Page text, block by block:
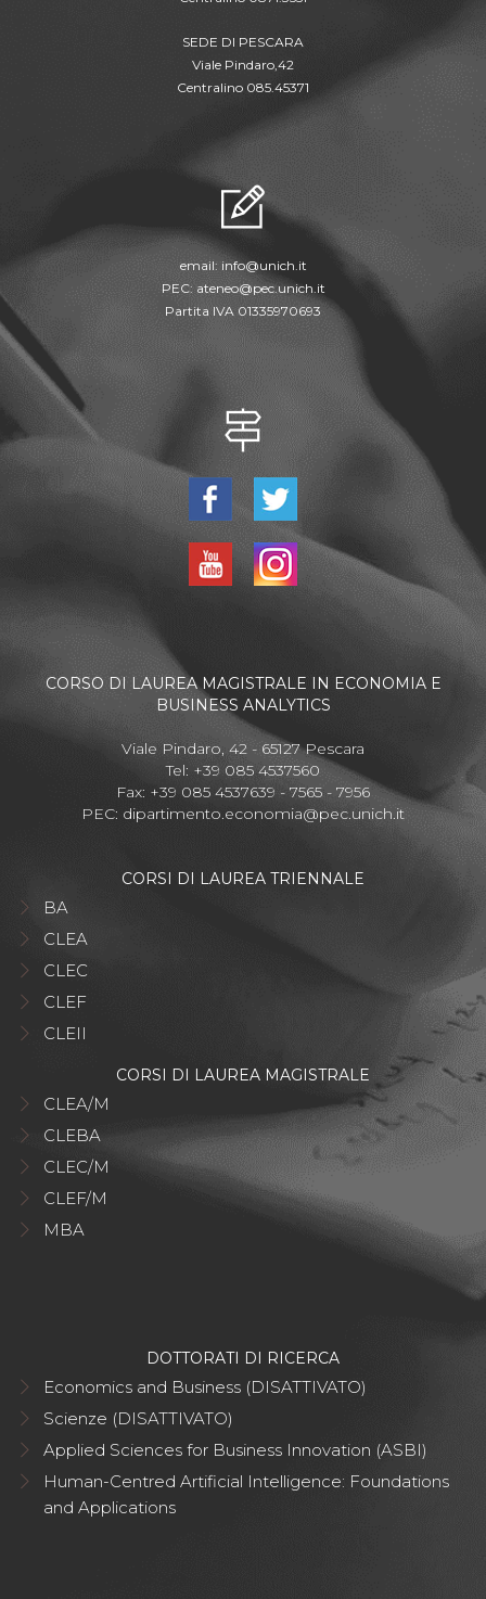
SEDE DI PESCARA
Viale Pindaro,42
Centralino 085.45371
email: info@unich.it
PEC: ateneo@pec.unich.it
Partita IVA 01335970693
CORSO DI LAUREA MAGISTRALE IN ECONOMIA E
BUSINESS ANALYTICS
Viale Pindaro, 42 - 65127 Pescara
Tel: +39 085 4537560
Fax: +39 085 4537639 - 7565 - 7956
PEC: dipartimento.economia@pec.unich.it
CORSI DI LAUREA TRIENNALE
BA
CLEA
CLEC
CLEF
CLEII
CORSI DI LAUREA MAGISTRALE
CLEA/M
CLEBA
CLEC/M
CLEF/M
MBA
DOTTORATI DI RICERCA
Economics and Business (DISATTIVATO)
Scienze (DISATTIVATO)
Applied Sciences for Business Innovation (ASBI)
Human-Centred Artificial Intelligence: Foundations
and Applications